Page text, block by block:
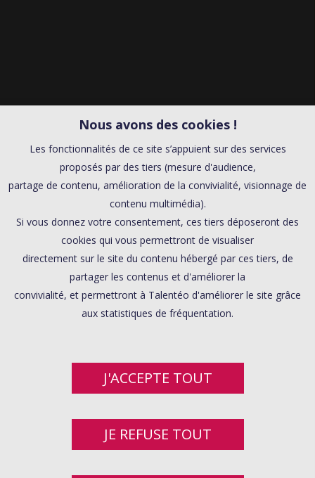
Nous avons des cookies !
Les fonctionnalités de ce site s’appuient sur des services
proposés par des tiers (mesure d'audience,
partage de contenu, amélioration de la convivialité, visionnage de
contenu multimédia).
Si vous donnez votre consentement, ces tiers déposeront des
cookies qui vous permettront de visualiser
directement sur le site du contenu hébergé par ces tiers, de
partager les contenus et d'améliorer la
convivialité, et permettront à Talentéo d'améliorer le site grâce
aux statistiques de fréquentation.
J'ACCEPTE TOUT
JE REFUSE TOUT